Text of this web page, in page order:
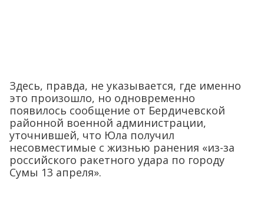
Здесь, правда, не указывается, где именно
это произошло, но одновременно
появилось сообщение от Бердичевской
районной военной администрации,
уточнившей, что Юла получил
несовместимые с жизнью ранения «из-за
российского ракетного удара по городу
Сумы 13 апреля».